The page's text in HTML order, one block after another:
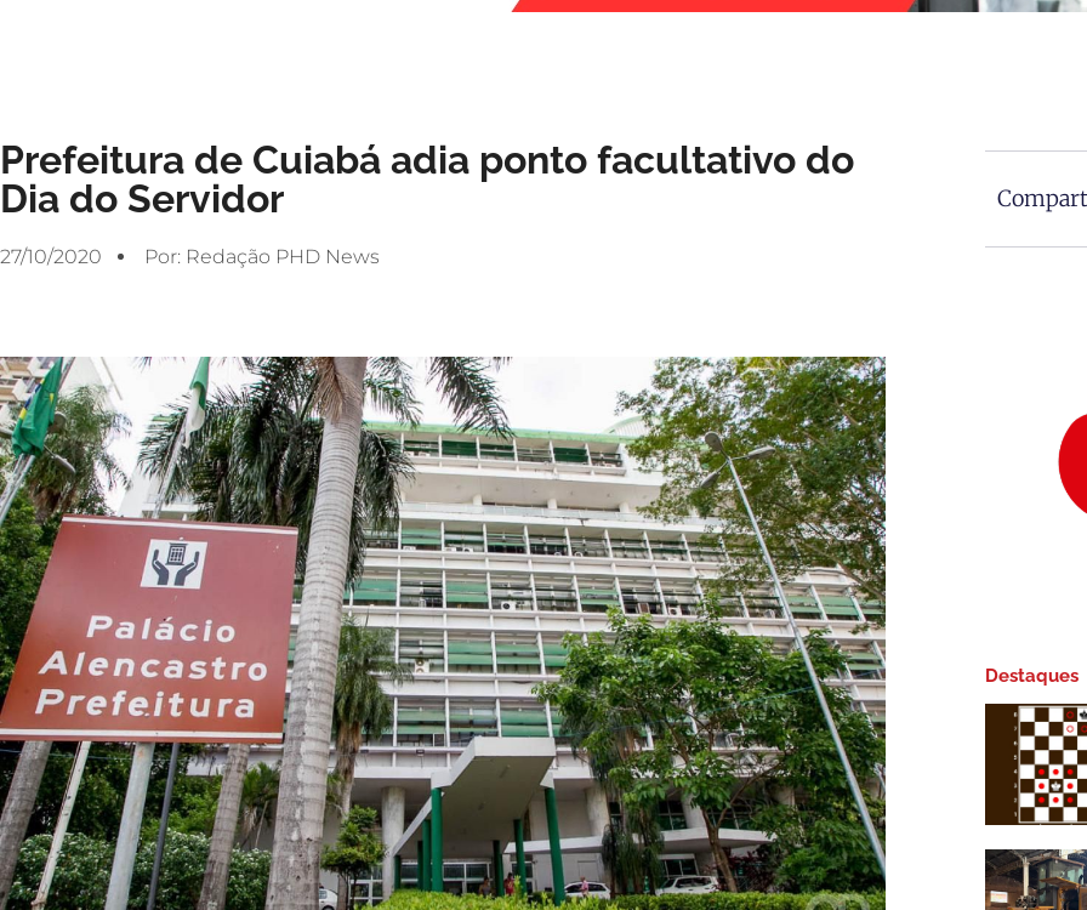
Prefeitura de Cuiabá adia ponto facultativo do
Dia do Servidor
27/10/2020 Por: Redação PHD News
Destaques